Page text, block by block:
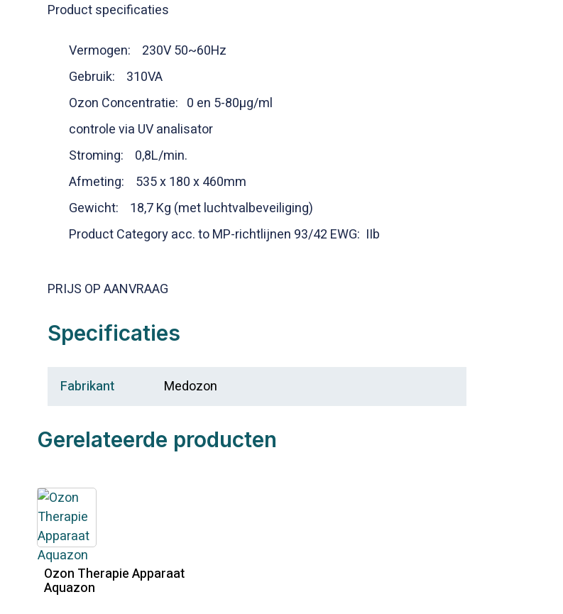
Product specificaties
Vermogen: 230V 50~60Hz
Gebruik: 310VA
Ozon Concentratie: 0 en 5-80µg/ml
controle via UV analisator
Stroming: 0,8L/min.
Afmeting: 535 x 180 x 460mm
Gewicht: 18,7 Kg (met luchtvalbeveiliging)
Product Category acc. to MP-richtlijnen 93/42 EWG: IIb
PRIJS OP AANVRAAG
Specificaties
Fabrikant Medozon
Gerelateerde producten
Ozon Therapie Apparaat
Aquazon